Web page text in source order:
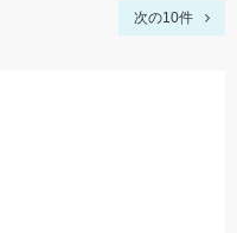
次の10件